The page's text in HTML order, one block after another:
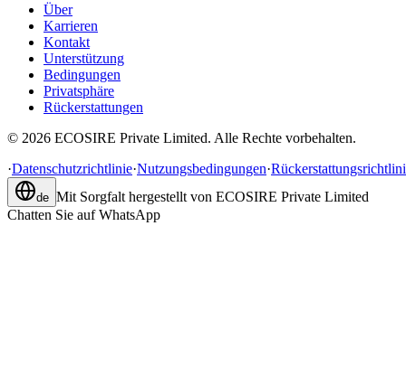
Über
Karrieren
Kontakt
Unterstützung
Bedingungen
Privatsphäre
Rückerstattungen
© 2026 ECOSIRE Private Limited. Alle Rechte vorbehalten.
·Datenschutzrichtlinie·Nutzungsbedingungen·
de Mit Sorgfalt hergestellt von ECOSIRE Private Limited
Chatten Sie auf WhatsApp